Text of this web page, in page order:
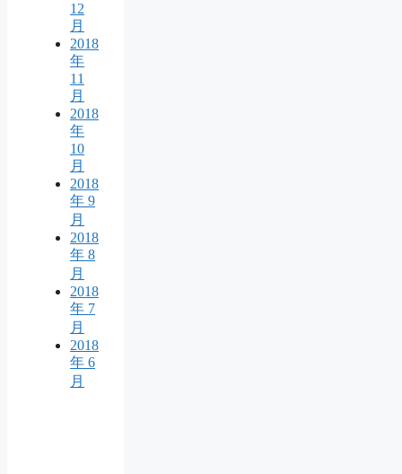
12
月
2018
年
11
月
2018
年
10
月
2018
年 9
月
2018
年 8
月
2018
年 7
月
2018
年 6
月